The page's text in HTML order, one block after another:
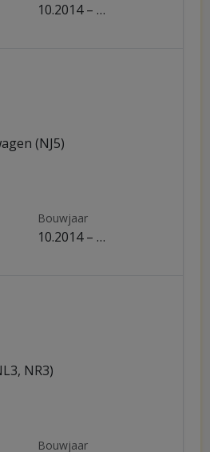
10.2014 – …
(NJ5)
Bouwjaar
10.2014 – …
NR3)
Bouwjaar